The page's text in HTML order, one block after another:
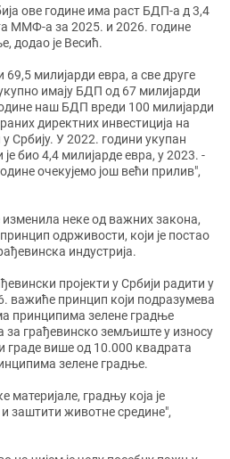
ове године има раст БДП-а д 3,4
ММФ-а за 2025. и 2026. године
додао је Весић.
милијарди евра, а све друге
имају БДП од 67 милијарди
наш БДП вреди 100 милијарди
директних инвестиција на
Србију. У 2022. години укупан
је био 4,4 милијарде евра, у 2023. -
очекујемо још већи прилив",
изменила неке од важних закона,
одрживости, који је постао
индустрија.
пројекти у Србији радити у
важиће принцип који подразумева
принципима зелене градње
за грађевинско земљиште у износу
граде више од 10.000 квадрата
зелене градње.
градњу која је
заштити животне средине",